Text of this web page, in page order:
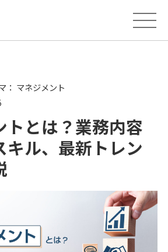
： マネジメント
トとは？業務内容
キル、最新トレン